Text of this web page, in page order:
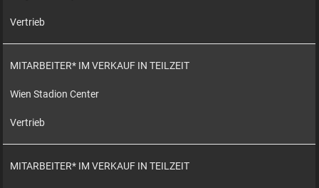
Vertrieb
MITARBEITER* IM VERKAUF IN TEILZEIT
Wien Stadion Center
Vertrieb
MITARBEITER* IM VERKAUF IN TEILZEIT